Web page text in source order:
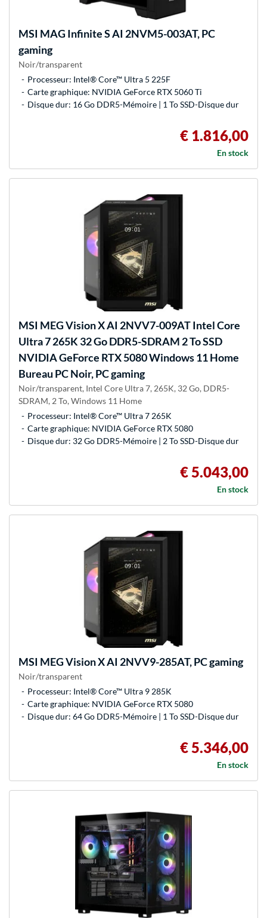
MSI MAG Infinite S AI 2NVM5-003AT, PC
gaming
Noir/transparent
Processeur: Intel® Core™ Ultra 5 225F
Carte graphique: NVIDIA GeForce RTX 5060 Ti
Disque dur: 16 Go DDR5-Mémoire | 1 To SSD-Disque dur
€ 1.816,00
En stock
MSI MEG Vision X AI 2NVV7-009AT Intel Core
Ultra 7 265K 32 Go DDR5-SDRAM 2 To SSD
NVIDIA GeForce RTX 5080 Windows 11 Home
Bureau PC Noir, PC gaming
Noir/transparent, Intel Core Ultra 7, 265K, 32 Go, DDR5-
SDRAM, 2 To, Windows 11 Home
Processeur: Intel® Core™ Ultra 7 265K
Carte graphique: NVIDIA GeForce RTX 5080
Disque dur: 32 Go DDR5-Mémoire | 2 To SSD-Disque dur
€ 5.043,00
En stock
MSI MEG Vision X AI 2NVV9-285AT, PC gaming
Noir/transparent
Processeur: Intel® Core™ Ultra 9 285K
Carte graphique: NVIDIA GeForce RTX 5080
Disque dur: 64 Go DDR5-Mémoire | 1 To SSD-Disque dur
€ 5.346,00
En stock